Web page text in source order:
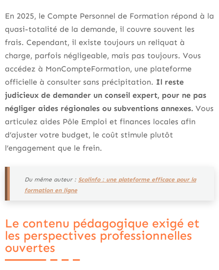
En 2025, le Compte Personnel de Formation répond à la
quasi-totalité de la demande, il couvre souvent les
frais. Cependant, il existe toujours un reliquat à
charge, parfois négligeable, mais pas toujours. Vous
accédez à MonCompteFormation, une plateforme
officielle à consulter sans précipitation. Il reste
judicieux de demander un conseil expert, pour ne pas
négliger aides régionales ou subventions annexes. Vous
articulez aides Pôle Emploi et finances locales afin
d’ajuster votre budget, le coût stimule plutôt
l’engagement que le frein.
Du même auteur : Scolinfo : une plateforme efficace pour la
formation en ligne
Le contenu pédagogique exigé et
les perspectives professionnelles
ouvertes